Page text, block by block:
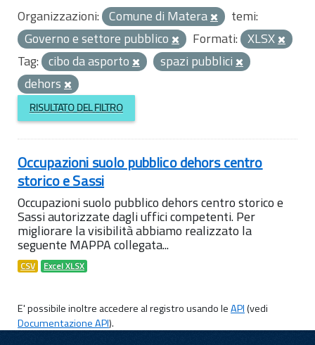
Organizzazioni: Comune di Matera
temi:
Governo e settore pubblico
Formati: XLSX
Tag: cibo da asporto
spazi pubblici
dehors
RISULTATO DEL FILTRO
Occupazioni suolo pubblico dehors centro
storico e Sassi
Occupazioni suolo pubblico dehors centro storico e
Sassi autorizzate dagli uffici competenti. Per
migliorare la visibilità abbiamo realizzato la
seguente MAPPA collegata...
CSV Excel XLSX
E' possibile inoltre accedere al registro usando leAPI(vedi
Documentazione API).